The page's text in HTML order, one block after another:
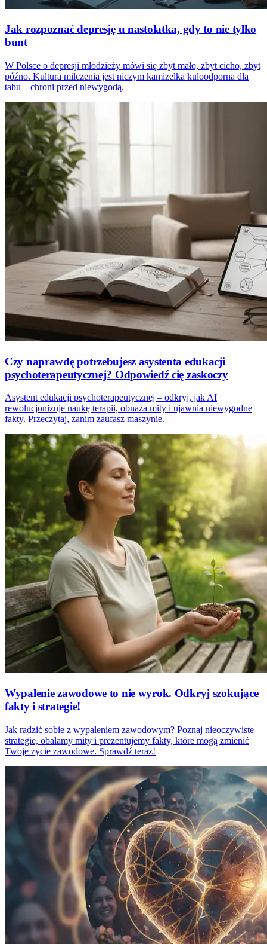
Jak rozpoznać depresję u nastolatka, gdy to nie tylko
bunt
W Polsce o depresji młodzieży mówi się zbyt mało, zbyt cicho, zbyt
późno. Kultura milczenia jest niczym kamizelka kuloodporna dla
tabu – chroni przed niewygodą,
Czy naprawdę potrzebujesz asystenta edukacji
psychoterapeutycznej? Odpowiedź cię zaskoczy
Asystent edukacji psychoterapeutycznej – odkryj, jak AI
rewolucjonizuje naukę terapii, obnaża mity i ujawnia niewygodne
fakty. Przeczytaj, zanim zaufasz maszynie.
Wypalenie zawodowe to nie wyrok. Odkryj szokujące
fakty i strategie!
Jak radzić sobie z wypaleniem zawodowym? Poznaj nieoczywiste
strategie, obalamy mity i prezentujemy fakty, które mogą zmienić
Twoje życie zawodowe. Sprawdź teraz!